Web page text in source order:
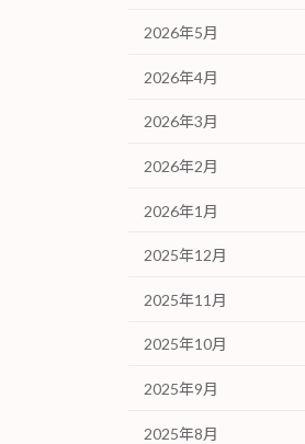
2026年5月
2026年4月
2026年3月
2026年2月
2026年1月
2025年12月
2025年11月
2025年10月
2025年9月
2025年8月